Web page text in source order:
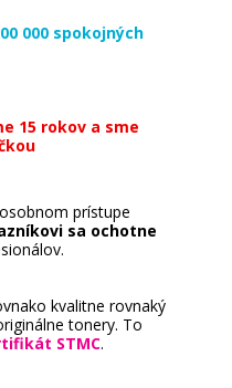
000 spokojných
15 rokov a sme
prístupe
sa ochotne
kvalitne rovnaký
tonery. To
STMC.